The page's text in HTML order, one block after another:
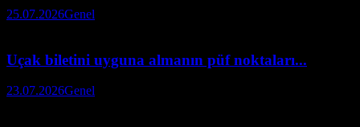
25.07.2026Genel
Uçak biletini uyguna almanın püf noktaları...
23.07.2026Genel